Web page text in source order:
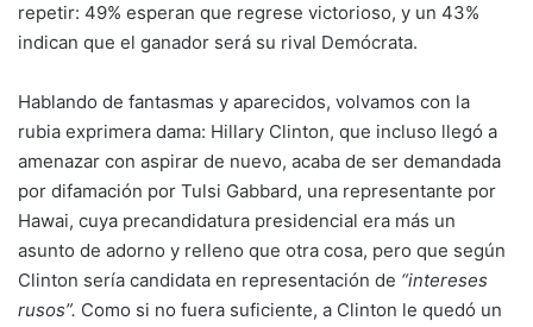
repetir: 49% esperan que regrese victorioso, y un 43%
indican que el ganador será su rival Demócrata.
Hablando de fantasmas y aparecidos, volvamos con la
rubia exprimera dama: Hillary Clinton, que incluso llegó a
amenazar con aspirar de nuevo, acaba de ser demandada
por difamación por Tulsi Gabbard, una representante por
Hawai, cuya precandidatura presidencial era más un
asunto de adorno y relleno que otra cosa, pero que según
Clinton sería candidata en representación de “intereses
rusos”. Como si no fuera suficiente, a Clinton le quedó un